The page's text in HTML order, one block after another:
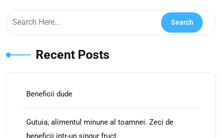
Recent Posts
Beneficii dude
Gutuia, alimentul minune al toamnei. Zeci de
beneficii intr-un singur fruct.